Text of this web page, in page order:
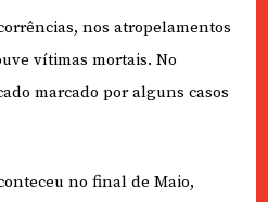
nos atropelamentos
vítimas mortais. No
marcado por alguns casos
no final de Maio,